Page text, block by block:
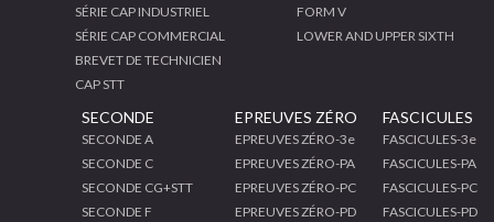
SÉRIE CAP INDUSTRIEL
SÉRIE CAP COMMERCIAL
BREVET DE TECHNICIEN
CAP STT
FORM V
LOWER AND UPPER SIXTH
SECONDE
SECONDE A
SECONDE C
SECONDE CG+STT
SECONDE F
EPREUVES ZÉRO
EPREUVES ZÉRO-3e
EPREUVES ZÉRO-PA
EPREUVES ZÉRO-PC
EPREUVES ZÉRO-PD
FASCICULES
FASCICULES-3e
FASCICULES-PA
FASCICULES-PC
FASCICULES-PD